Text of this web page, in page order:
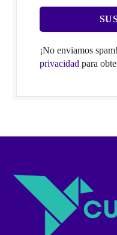
¡No enviamos
privacidad para